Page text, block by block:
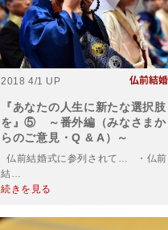
2018 4/1 UP
『あなたの人生に新たな選択肢
を』⑤ ～番外編（みなさまか
らのご意見・Q & A）～
仏前結婚式に参列されて… ・仏前
結…
続きを見る